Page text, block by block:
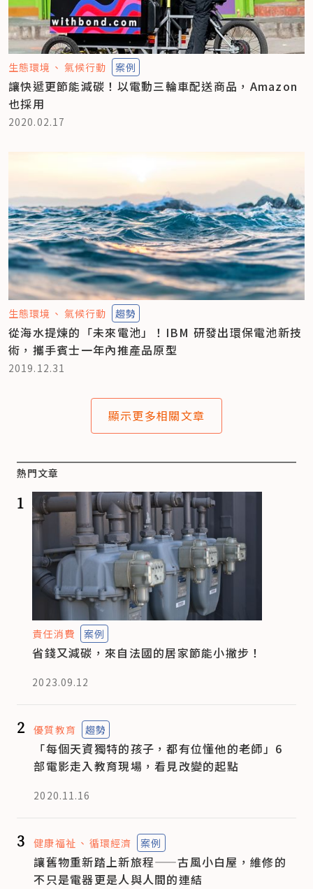
生態環境 氣候行動 案例
讓快遞更節能減碳！以電動三輪車配送商品，Amazon
也採用
2020.02.17
生態環境 氣候行動 趨勢
從海水提煉的「未來電池」！IBM 研發出環保電池新技
術，攜手賓士一年內推產品原型
2019.12.31
顯示更多相關文章
熱門文章
1
責任消費 案例
省錢又減碳，來自法國的居家節能小撇步！
2023.09.12
2 優質教育 趨勢
「每個天資獨特的孩子，都有位懂他的老師」6
部電影走入教育現場，看見改變的起點
2020.11.16
3 健康福祉 循環經濟 案例
讓舊物重新踏上新旅程——古風小白屋，維修的
不只是電器更是人與人間的連結